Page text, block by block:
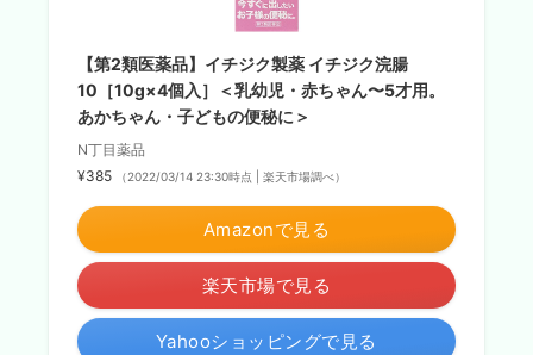
【第2類医薬品】イチジク製薬 イチジク浣腸
10［10g×4個入］＜乳幼児・赤ちゃん〜5才用。
あかちゃん・子どもの便秘に＞
N丁目薬品
¥385
（2022/03/14 23:30時点 | 楽天市場調べ）
Amazonで見る
楽天市場で見る
Yahooショッピングで見る